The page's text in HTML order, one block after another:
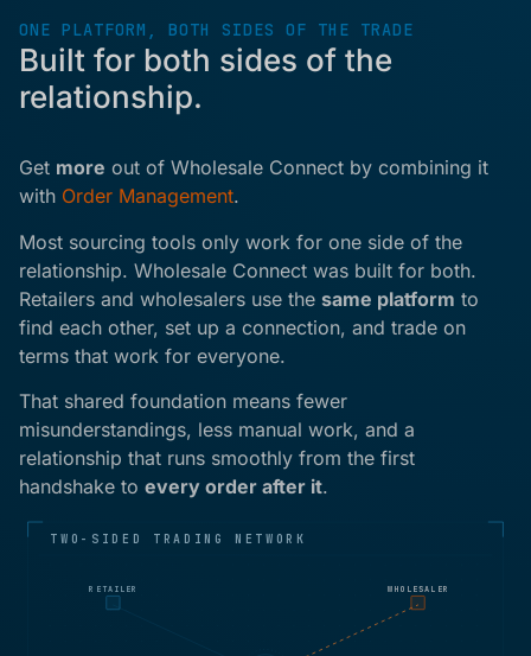
ONE PLATFORM, BOTH SIDES OF THE TRADE
Built for both sides of the
relationship.
Get more out of Wholesale Connect by combining it
with Order Management.
Most sourcing tools only work for one side of the
relationship. Wholesale Connect was built for both.
Retailers and wholesalers use the same platform to
find each other, set up a connection, and trade on
terms that work for everyone.
That shared foundation means fewer
misunderstandings, less manual work, and a
relationship that runs smoothly from the first
handshake to every order after it.
TWO-SIDED TRADING NETWORK
RETAILER WHOLESALER